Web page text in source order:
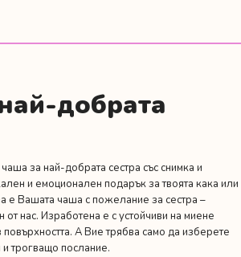
добрата
за най-добрата сестра със снимка и
и емоционален подарък за твоята кака или
е Вашата чаша с пожелание за сестра –
от нас. Изработена е с устойчиви на миене
повърхността. А Вие трябва само да изберете
трогващо послание.